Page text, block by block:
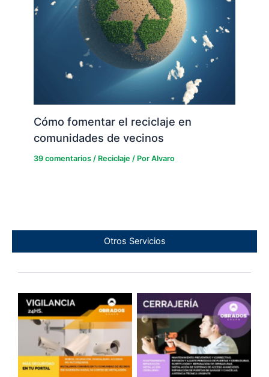
Cómo fomentar el reciclaje en
comunidades de vecinos
39 comentarios / Reciclaje / PorAlvaro
Otros Servicios
Cámaras en Portales Cerrajería